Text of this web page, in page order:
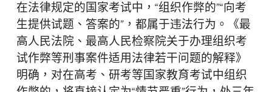
在法律规定的国家考试中，“组织作弊的”“向考
生提供试题、答案的”，都属于违法行为。《最
高人民法院、最高人民检察院关于办理组织考
试作弊等刑事案件适用法律若干问题的解释》
明确，对在高考、研考等国家教育考试中组织